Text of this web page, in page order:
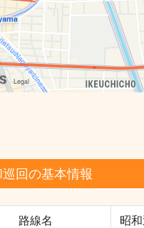
巡回の基本情報
路線名 昭